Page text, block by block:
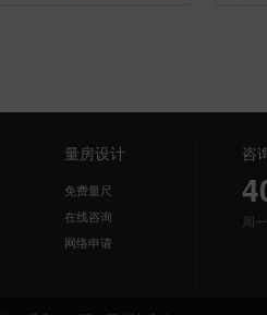
量房设计
免费量尺
在线咨询
网络申请
咨
周